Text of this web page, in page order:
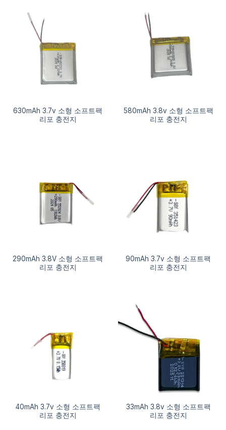
630mAh 3.7v 소형 소프트팩
리포 충전지
580mAh 3.8v 소형 소프트팩
리포 충전지
290mAh 3.8V 소형 소프트팩
리포 충전지
90mAh 3.7v 소형 소프트팩
리포 충전지
40mAh 3.7v 소형 소프트팩
리포 충전지
33mAh 3.8v 소형 소프트팩
리포 충전지